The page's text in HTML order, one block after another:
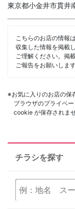
東京都小金井市貫井
こちらのお店の情報
収集した情報を掲載
ご理解ください。掲
ご報告をお願いします
※お気に入りのお店の保
ブラウザのプライベ
cookie が保存されま
チラシを探す